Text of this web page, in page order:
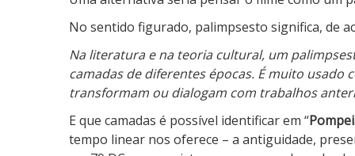
i
a
:
S
o
b
a
No sentido figurado, palimpsesto significa, de
Na literatura e na teoria cultural, um
camadas de diferentes épocas. É muito usado
transformam ou dialogam com trabalhos
E que camadas é possível identificar em “
tempo linear nos oferece – a antiguidade,